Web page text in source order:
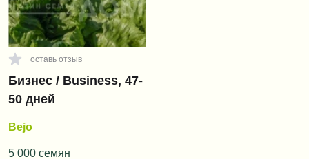
оставь отзыв
Бизнес / Business, 47-
50 дней
Bejo
5 000 семян